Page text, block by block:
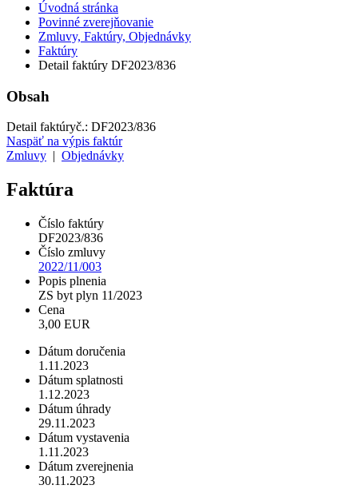
Úvodná stránka
Povinné zverejňovanie
Zmluvy, Faktúry, Objednávky
Faktúry
Detail faktúry DF2023/836
Obsah
Detail faktúryč.: DF2023/836
Naspäť na výpis faktúr
Zmluvy
Objednávky
Faktúra
Číslo faktúry
DF2023/836
Číslo zmluvy
2022/11/003
Popis plnenia
ZS byt plyn 11/2023
Cena
3,00 EUR
Dátum doručenia
1.11.2023
Dátum splatnosti
1.12.2023
Dátum úhrady
29.11.2023
Dátum vystavenia
1.11.2023
Dátum zverejnenia
30.11.2023